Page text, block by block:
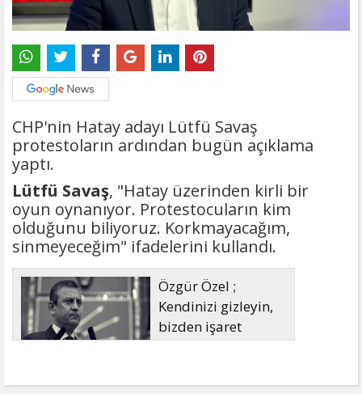
CHP'nin Hatay adayı Lütfü Savaş
protestoların ardından bugün açıklama
yaptı.
Lütfü Savaş, "Hatay üzerinden kirli bir
oyun oynanıyor. Protestocuların kim
olduğunu biliyoruz. Korkmayacağım,
sinmeyeceğim" ifadelerini kullandı.
Özgür Özel ;
Kendinizi gizleyin,
bizden işaret
bekleyin